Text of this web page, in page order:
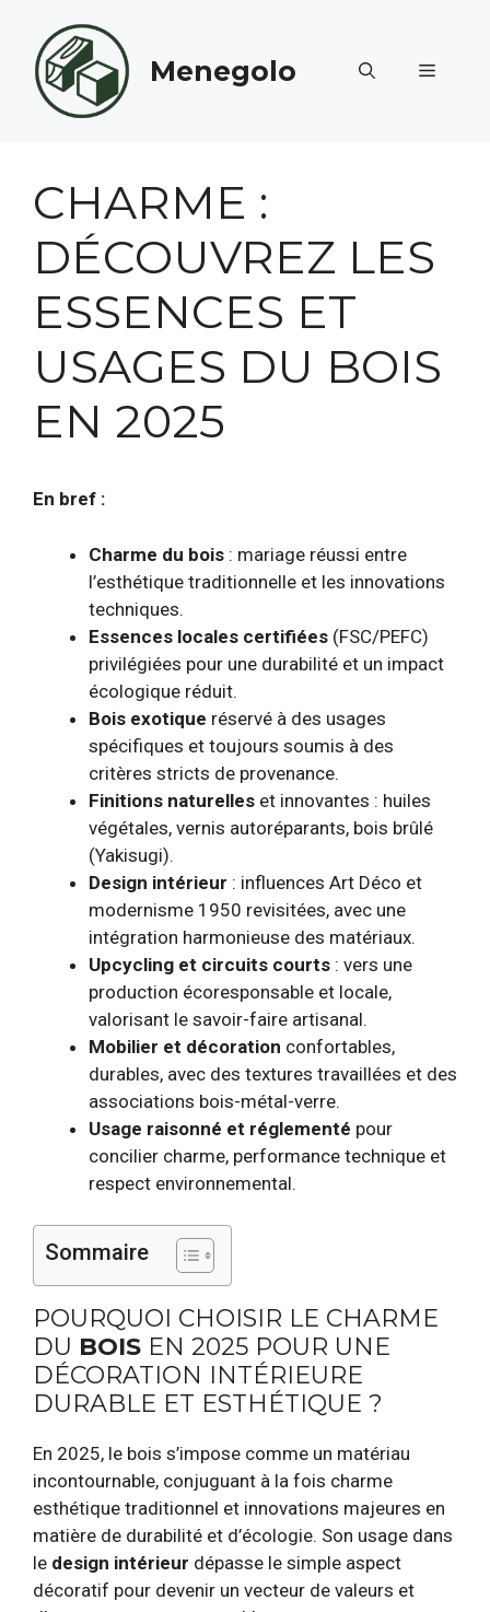
contenu
Menegolo MENU
CHARME :
DÉCOUVREZ LES
ESSENCES ET
USAGES DU BOIS
EN 2025
En bref :
Charme du bois : mariage réussi entre
l’esthétique traditionnelle et les innovations
techniques.
Essences locales certifiées (FSC/PEFC)
privilégiées pour une durabilité et un impact
écologique réduit.
Bois exotique réservé à des usages
spécifiques et toujours soumis à des
critères stricts de provenance.
Finitions naturelles et innovantes : huiles
végétales, vernis autoréparants, bois brûlé
(Yakisugi).
Design intérieur : influences Art Déco et
modernisme 1950 revisitées, avec une
intégration harmonieuse des matériaux.
Upcycling et circuits courts : vers une
production écoresponsable et locale,
valorisant le savoir-faire artisanal.
Mobilier et décoration confortables,
durables, avec des textures travaillées et des
associations bois-métal-verre.
Usage raisonné et réglementé pour
concilier charme, performance technique et
respect environnemental.
Sommaire
POURQUOI CHOISIR LE CHARME
DU BOIS EN 2025 POUR UNE
DÉCORATION INTÉRIEURE
DURABLE ET ESTHÉTIQUE ?
En 2025, le bois s’impose comme un matériau
incontournable, conjuguant à la fois charme
esthétique traditionnel et innovations majeures en
matière de durabilité et d’écologie. Son usage dans
le design intérieur dépasse le simple aspect
décoratif pour devenir un vecteur de valeurs et